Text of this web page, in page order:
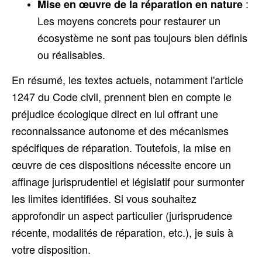
Mise en œuvre de la réparation en nature :
Les moyens concrets pour restaurer un
écosystème ne sont pas toujours bien définis
ou réalisables.
En résumé, les textes actuels, notamment l'article
1247 du Code civil, prennent bien en compte le
préjudice écologique direct en lui offrant une
reconnaissance autonome et des mécanismes
spécifiques de réparation. Toutefois, la mise en
œuvre de ces dispositions nécessite encore un
affinage jurisprudentiel et législatif pour surmonter
les limites identifiées. Si vous souhaitez
approfondir un aspect particulier (jurisprudence
récente, modalités de réparation, etc.), je suis à
votre disposition.